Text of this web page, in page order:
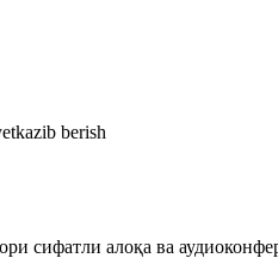
berish
сифатли алоқа ва